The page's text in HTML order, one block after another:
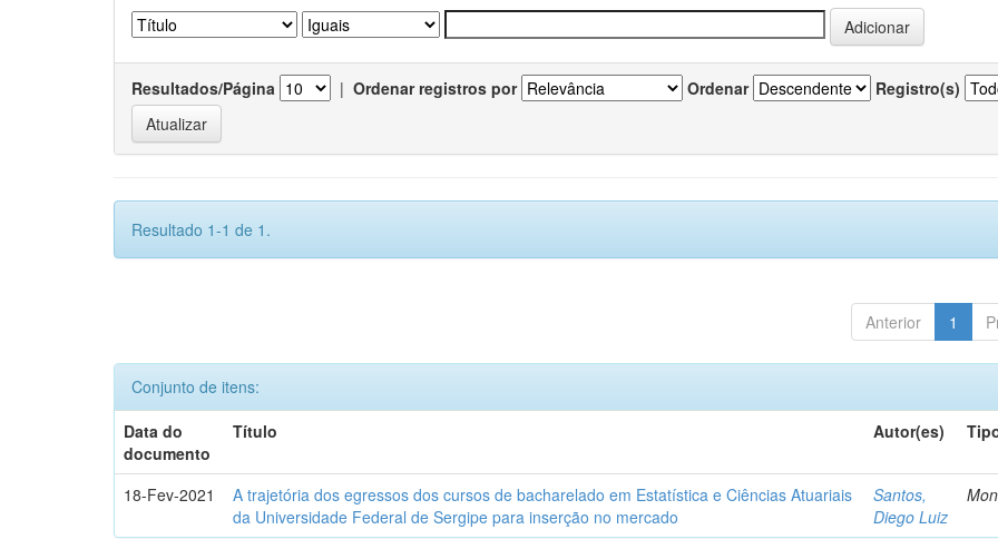
Resultados/Página | Ordenar registros por Ordenar Registro(s)
Resultado 1-1 de 1.
Anterior 1
Conjunto de itens:
Data do
documento
Título Autor(es)
18-Fev-2021
A trajetória dos egressos dos cursos de bacharelado em Estatística e Ciências Atuariais
da Universidade Federal de Sergipe para inserção no mercado
Santos,
Diego Luiz